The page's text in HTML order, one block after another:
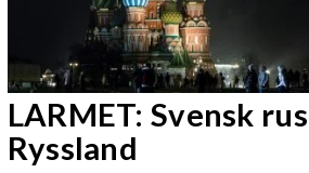
LARMET: Svensk
Ryssland